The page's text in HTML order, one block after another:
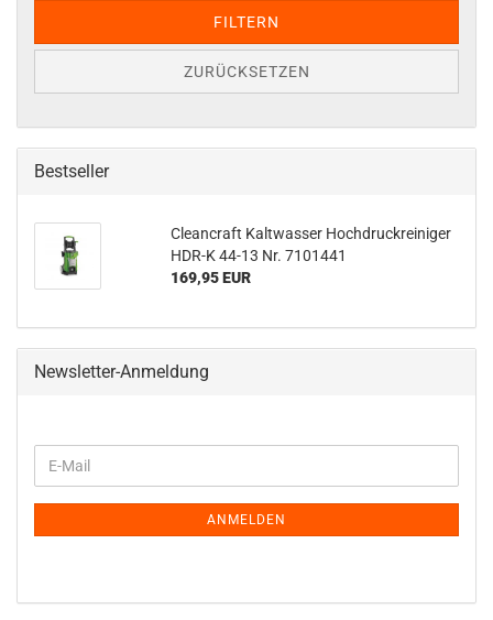
FILTERN
ZURÜCKSETZEN
Bestseller
Cleancraft Kaltwasser Hochdruckreiniger
HDR-K 44-13 Nr. 7101441
169,95 EUR
Newsletter-Anmeldung
ZUR
E-
Mail
ANMELDEN